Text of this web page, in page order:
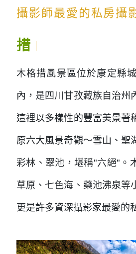
攝影師最愛的私房攝
措︱
木格措風景區位於康定縣
內，是四川甘孜藏族自治州
這裡以多樣性的豐富美景著
原六大風景奇觀～雪山、聖
彩林、翠池，堪稱"六絕"。
草原、七色海、藥池沸泉等
更是許多資深攝影家最愛的